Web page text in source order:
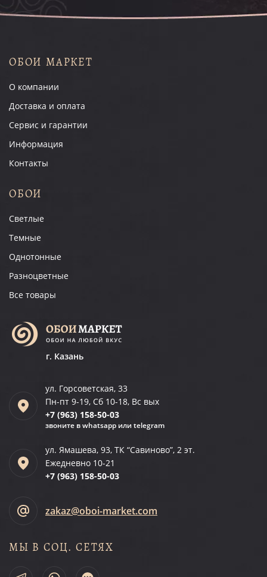
ОБОИ МАРКЕТ
О компании
Доставка и оплата
Сервис и гарантии
Информация
Контакты
ОБОИ
Светлые
Темные
Однотонные
Разноцветные
Все товары
г. Казань
ул. Горсоветская, 33
Пн-пт 9-19, Сб 10-18, Вс вых
+7 (963) 158-50-03
звоните в whatsapp или telegram
ул. Ямашева, 93, ТК “Савиново”, 2 эт.
Ежедневно 10-21
+7 (963) 158-50-03
zakaz@oboi-market.com
МЫ В СОЦ. СЕТЯХ